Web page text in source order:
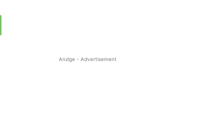
Anzige - Advertisement